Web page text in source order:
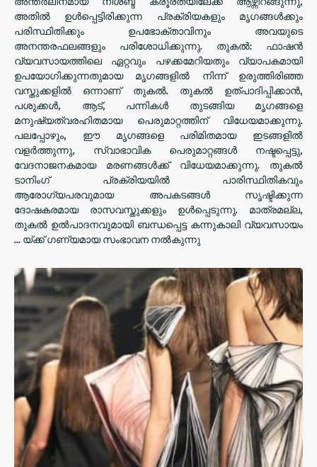
അതിൽ ഉൾപ്പെട്ടിരിക്കുന്ന പ്രക്രിയകളും മൃഗങ്ങൾക്കും
പരിസ്ഥിതിക്കും ഉപഭോക്താവിനും അവയുടെ
അനന്തരഫലങ്ങളും പരിശോധിക്കുന്നു. തുകൽ: ഫാഷൻ
വ്യവസായത്തിലെ ഏറ്റവും പഴക്കമേറിയതും വ്യാപകമായി
ഉപയോഗിക്കുന്നതുമായ മൃഗങ്ങളിൽ നിന്ന് ഉരുത്തിരിഞ്ഞ
വസ്തുക്കളിൽ ഒന്നാണ് തുകൽ. തുകൽ ഉത്പാദിപ്പിക്കാൻ,
പശുക്കൾ, ആട്, പന്നികൾ തുടങ്ങിയ മൃഗങ്ങളെ
മനുഷ്യത്വരഹിതമായ പെരുമാറ്റത്തിന് വിധേയമാക്കുന്നു.
പലപ്പോഴും, ഈ മൃഗങ്ങളെ പരിമിതമായ ഇടങ്ങളിൽ
വളർത്തുന്നു, സ്വാഭാവിക പെരുമാറ്റങ്ങൾ നഷ്ടപ്പെട്ടു,
വേദനാജനകമായ മരണങ്ങൾക്ക് വിധേയമാക്കുന്നു. തുകൽ
ടാനിംഗ് പ്രക്രിയയിൽ പാരിസ്ഥിതികവും
ആരോഗ്യപരവുമായ അപകടങ്ങൾ സൃഷ്ടിക്കുന്ന
ദോഷകരമായ രാസവസ്തുക്കളും ഉൾപ്പെടുന്നു. മാത്രമല്ല,
തുകൽ ഉൽപാദനവുമായി ബന്ധപ്പെട്ട കന്നുകാലി വ്യവസായം
... യ്ക്ക് ഗണ്യമായ സംഭാവന നൽകുന്നു